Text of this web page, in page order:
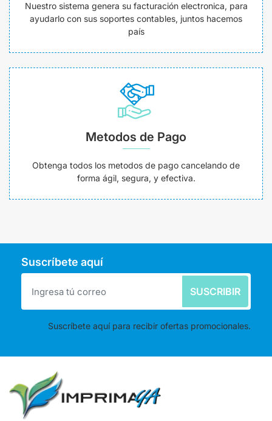
Nuestro sistema genera su facturación electronica, para
ayudarlo con sus soportes contables, juntos hacemos
país
Metodos de Pago
Obtenga todos los metodos de pago cancelando de
forma ágil, segura, y efectiva.
Suscríbete aquí
SUSCRIBIR
Suscríbete aquí para recibir ofertas promocionales.